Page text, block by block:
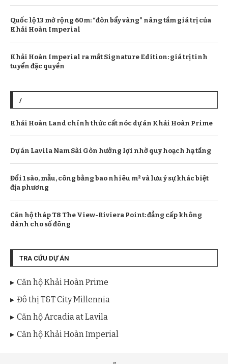
Quốc lộ 13 mở rộng 60m: “đòn bẩy vàng” nâng tầm giá trị của
Khải Hoàn Imperial
Khải Hoàn Imperial ra mắt Signature Edition: giá trị tinh
tuyển đặc quyền
/
Khải Hoàn Land chính thức cất nóc dự án Khải Hoàn Prime
Dự án Lavila Nam Sài Gòn hưởng lợi nhờ quy hoạch hạ tầng
Đổi 1 sào, mẫu, công bằng bao nhiêu m² và lưu ý sự khác biệt
địa phương
Căn hộ tháp T8 The View-Riviera Point: đẳng cấp không
dành cho số đông
TRA CỨU DỰ ÁN
Căn hộ Khải Hoàn Prime
Đô thị T&T City Millennia
Căn hộ Arcadia at Lavila
Căn hộ Khải Hoàn Imperial